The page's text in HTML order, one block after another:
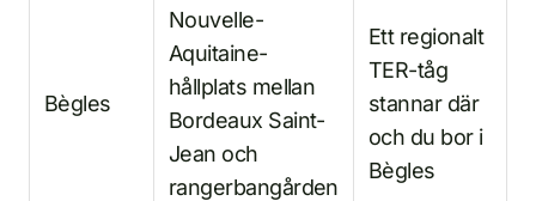
Bègles
Nouvelle-
Aquitaine-
hållplats mellan
Bordeaux Saint-
Jean och
rangerbangården
Ett regionalt
TER-tåg
stannar där
och du bor i
Bègles